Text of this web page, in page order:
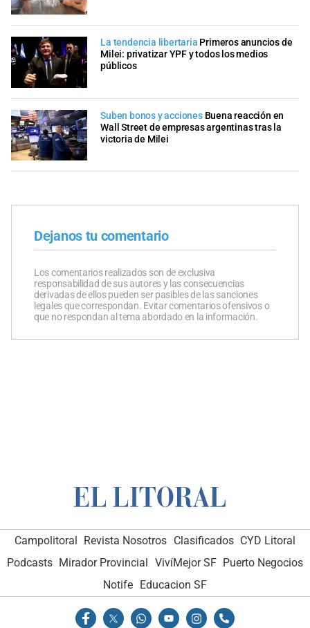
La tendencia libertaria Primeros anuncios de
Milei: privatizar YPF y todos los medios
públicos
Suben bonos y acciones Buena reacción en
Wall Street de empresas argentinas tras la
victoria de Milei
Dejanos tu comentario
Los comentarios realizados son de exclusiva
responsabilidad de sus autores y las consecuencias
derivadas de ellos pueden ser pasibles de las sanciones
legales que correspondan. Evitar comentarios ofensivos o
que no respondan al tema abordado en la información.
Campolitoral Revista Nosotros Clasificados CYD Litoral
Podcasts Mirador Provincial VivíMejor SF Puerto Negocios
Notife Educacion SF